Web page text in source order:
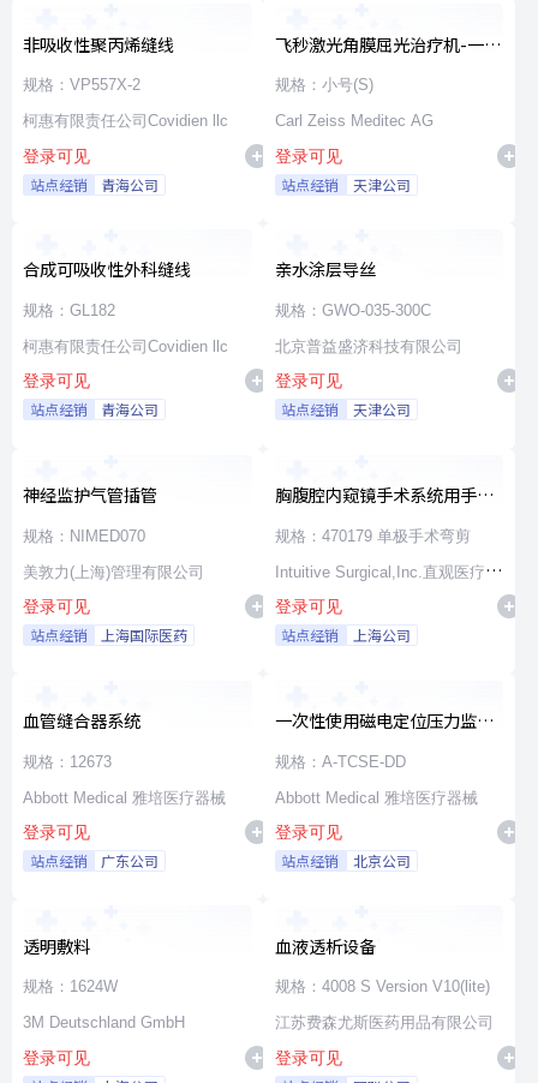
非吸收性聚丙烯缝线
规格：VP557X-2
柯惠有限责任公司Covidien llc
登录可见
站点经销 青海公司
飞秒激光角膜屈光治疗机-一次
性使用无菌治疗包
规格：小号(S)
Carl Zeiss Meditec AG
登录可见
站点经销 天津公司
合成可吸收性外科缝线
规格：GL182
柯惠有限责任公司Covidien llc
登录可见
站点经销 青海公司
亲水涂层导丝
规格：GWO-035-300C
北京普益盛济科技有限公司
登录可见
站点经销 天津公司
神经监护气管插管
规格：NIMED070
美敦力(上海)管理有限公司
登录可见
站点经销 上海国际医药
胸腹腔内窥镜手术系统用手术
器械
规格：470179 单极手术弯剪
Intuitive Surgical,Inc.直观医疗公
司
登录可见
站点经销 上海公司
血管缝合器系统
规格：12673
Abbott Medical 雅培医疗器械
登录可见
站点经销 广东公司
一次性使用磁电定位压力监测
消融导管
规格：A-TCSE-DD
Abbott Medical 雅培医疗器械
登录可见
站点经销 北京公司
透明敷料
规格：1624W
3M Deutschland GmbH
登录可见
血液透析设备
规格：4008 S Version V10(lite)
江苏费森尤斯医药用品有限公司
登录可见